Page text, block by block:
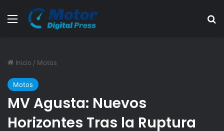
Menú
Inicio / Motos
Motos
MV Agusta: Nuevos
Horizontes Tras la Ruptura